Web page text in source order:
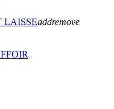
LAISSEaddremove